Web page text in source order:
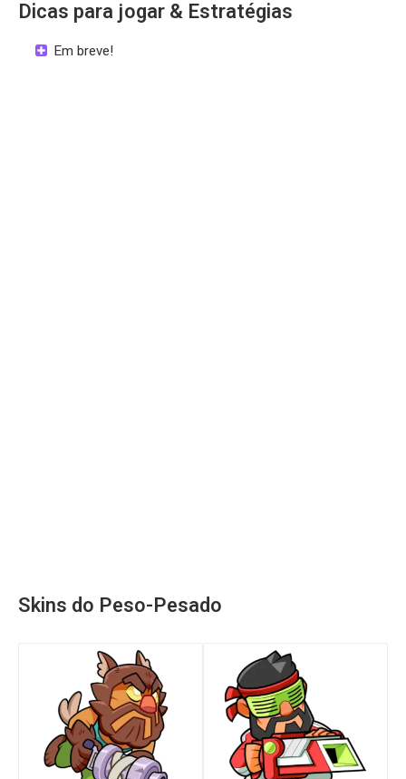
Dicas para jogar & Estratégias
Em breve!
Skins do Peso-Pesado